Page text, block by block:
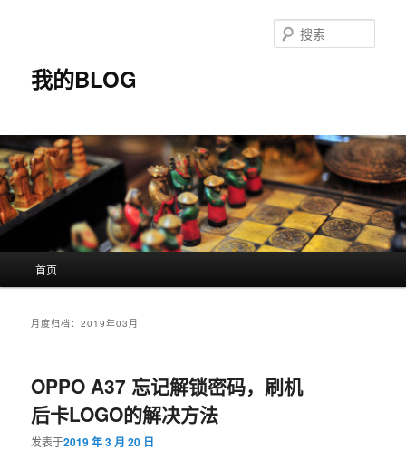
我的BLOG
索
跳
内
容
跳
内
容
首页
月度归档：2019年03月
OPPO A37 忘记解锁密码，刷机
后卡LOGO的解决方法
发表于2019 年 3 月 20 日